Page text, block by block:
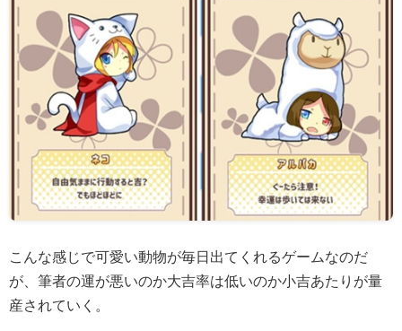
こんな感じで可愛い動物が毎日出てくれるゲームなのだ
が、筆者の運が悪いのか大吉率は低いのか小吉あたりが量
産されていく。